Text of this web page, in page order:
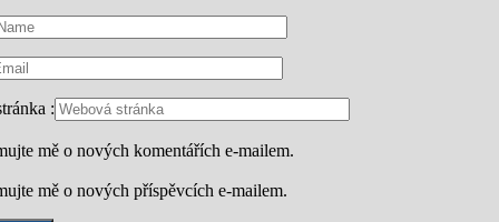
:
mě o nových komentářích e-mailem.
mě o nových příspěvcích e-mailem.